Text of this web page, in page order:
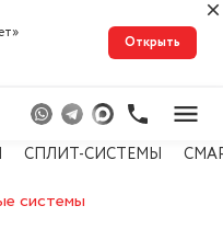
Открыть
СПЛИТ-СИСТЕМЫ
системы